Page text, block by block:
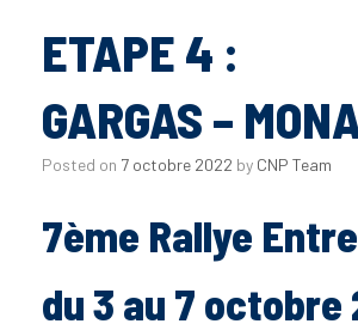
ETAPE 4 :
GARGAS –
Posted on 7 octobre 2022 by CNP Team
7ème Rallye
du 3 au 7 octobre